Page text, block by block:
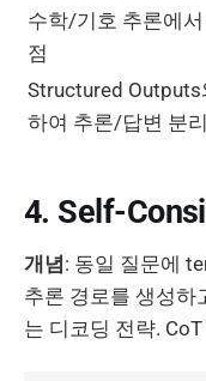
수학/기호 추론에서
점
Structured Outputs
하여 추론/답변 분리
4. Self-
개념: 동일 질문에
추론 경로를 생성하
는 디코딩 전략.